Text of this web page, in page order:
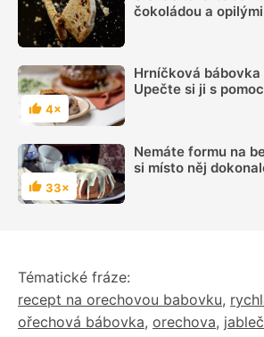
čokoládou a
Hodnocení
4×
Hrníčková bábovka
Upečte si ji s
Hodnocení
33×
Nemáte formu na
si místo něj
Tématické fráze:
recept na orechovou babovku,
ořechová bábovka, orechova,